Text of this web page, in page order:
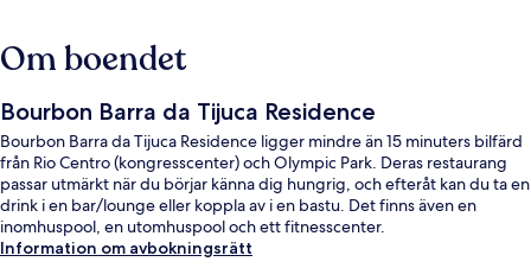
Om boendet
Bourbon Barra da Tijuca Residence
Bourbon Barra da Tijuca Residence ligger mindre än 15 minuters bilfärd
från Rio Centro (kongresscenter) och Olympic Park. Deras restaurang
passar utmärkt när du börjar känna dig hungrig, och efteråt kan du ta en
drink i en bar/lounge eller koppla av i en bastu. Det finns även en
inomhuspool, en utomhuspool och ett fitnesscenter.
Information om avbokningsrätt